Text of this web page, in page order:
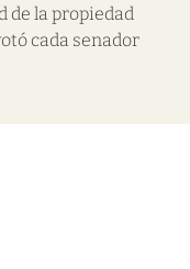
de la propiedad
cada senador